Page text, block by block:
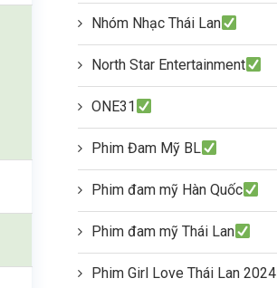
Nhóm Nhạc Thái Lan
North Star Entertainment
ONE31
Phim Đam Mỹ BL
Phim đam mỹ Hàn Quốc
Phim đam mỹ Thái Lan
Phim Girl Love Thái Lan 2024